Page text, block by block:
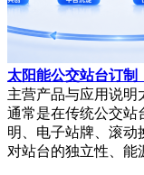
太阳能公交站台订制
主营产品与应用说明
通常是在传统公交站
明、电子站牌、滚动
对站台的独立性、